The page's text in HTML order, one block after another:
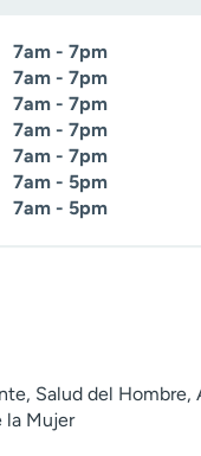
7am - 7pm
7am - 7pm
7am - 7pm
7am - 7pm
7am - 7pm
7am - 5pm
7am - 5pm
Salud del Hombre,
la Mujer